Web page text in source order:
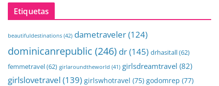
Etiquetas
beautifuldestinations (42) dametraveler(124)
dominicanrepublic (246) dr(145) drhasitall(62)
femmetravel(62) girlaroundtheworld (41) girlsdreamtravel (82)
girlslovetravel (139) girlswhotravel (75) godomrep (77)